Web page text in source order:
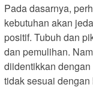
Pada dasarnya,
kebutuhan akan
positif. Tubuh dan
dan pemulihan.
diidentikkan
tidak sesuai